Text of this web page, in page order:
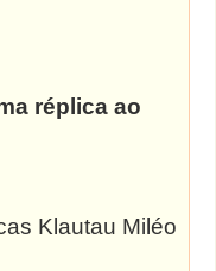
réplica ao
Klautau Miléo